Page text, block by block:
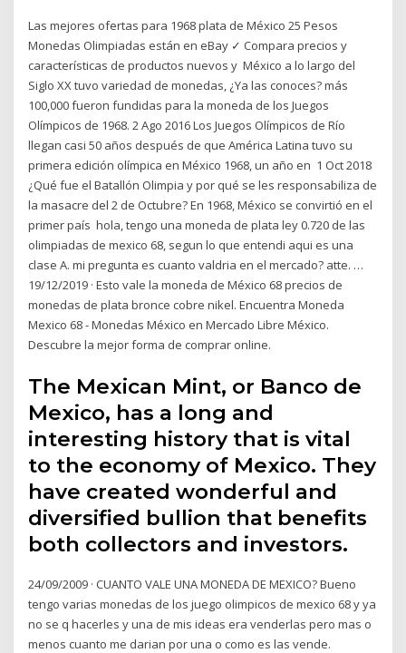
Las mejores ofertas para 1968 plata de México 25 Pesos
Monedas Olimpiadas están en eBay ✓ Compara precios y
características de productos nuevos y México a lo largo del
Siglo XX tuvo variedad de monedas, ¿Ya las conoces? más
100,000 fueron fundidas para la moneda de los Juegos
Olímpicos de 1968. 2 Ago 2016 Los Juegos Olímpicos de Río
llegan casi 50 años después de que América Latina tuvo su
primera edición olímpica en México 1968, un año en 1 Oct 2018
¿Qué fue el Batallón Olimpia y por qué se les responsabiliza de
la masacre del 2 de Octubre? En 1968, México se convirtió en el
primer país hola, tengo una moneda de plata ley 0.720 de las
olimpiadas de mexico 68, segun lo que entendi aqui es una
clase A. mi pregunta es cuanto valdria en el mercado? atte. …
19/12/2019 · Esto vale la moneda de México 68 precios de
monedas de plata bronce cobre nikel. Encuentra Moneda
Mexico 68 - Monedas México en Mercado Libre México.
Descubre la mejor forma de comprar online.
The Mexican Mint, or Banco de
Mexico, has a long and
interesting history that is vital
to the economy of Mexico. They
have created wonderful and
diversified bullion that benefits
both collectors and investors.
24/09/2009 · CUANTO VALE UNA MONEDA DE MEXICO? Bueno
tengo varias monedas de los juego olimpicos de mexico 68 y ya
no se q hacerles y una de mis ideas era venderlas pero mas o
menos cuanto me darian por una o como es las vende.